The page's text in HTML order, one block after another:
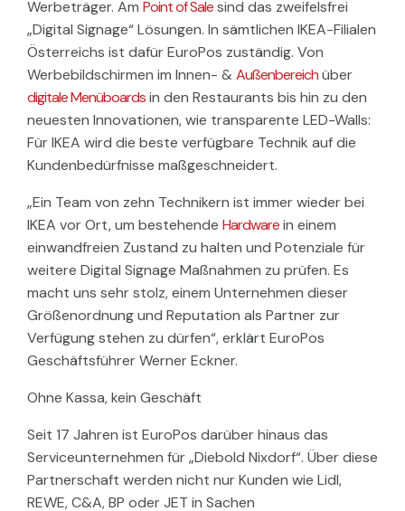
Werbeträger. Am Point of Salesind das zweifelsfrei
„Digital Signage“ Lösungen. In sämtlichen IKEA-Filialen
Österreichs ist dafür EuroPos zuständig. Von
Werbebildschirmen im Innen- & Außenbereichüber
digitale Menüboardsin den Restaurants bis hin zu den
neuesten Innovationen, wie transparente LED-Walls:
Für IKEA wird die beste verfügbare Technik auf die
Kundenbedürfnisse maßgeschneidert.
„Ein Team von zehn Technikern ist immer wieder bei
IKEA vor Ort, um bestehende Hardwarein einem
einwandfreien Zustand zu halten und Potenziale für
weitere Digital Signage Maßnahmen zu prüfen. Es
macht uns sehr stolz, einem Unternehmen dieser
Größenordnung und Reputation als Partner zur
Verfügung stehen zu dürfen“, erklärt EuroPos
Geschäftsführer Werner Eckner.
Ohne Kassa, kein Geschäft
Seit 17 Jahren ist EuroPos darüber hinaus das
Serviceunternehmen für „Diebold Nixdorf“. Über diese
Partnerschaft werden nicht nur Kunden wie Lidl,
REWE, C&A, BP oder JET in Sachen